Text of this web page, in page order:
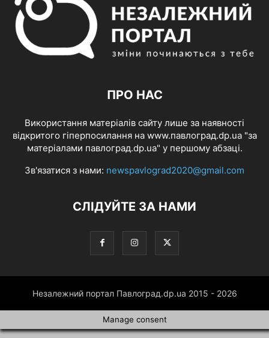
ПРО НАС
Використання матеріалів сайту лише за наявності
відкритого гіперпосилання на www.павлоград.dp.ua "за
матеріалами павлоград.dp.ua" у першому абзаці.
Зв'язатися з нами: newspavlograd2020@gmail.com
СЛІДУЙТЕ ЗА НАМИ
Незалежний портал Павлоград.dp.ua 2015 - 2026
Manage consent